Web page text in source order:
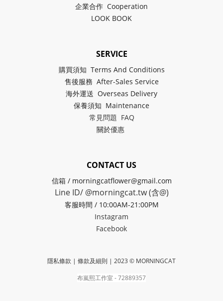
企業合作 Cooperation
LOOK BOOK
SERVICE
購買須知 Terms And Conditions
售後服務 After-Sales Service
海外運送 Overseas Delivery
保養須知 Maintenance
常見問題 FAQ
關於優惠
CONTACT US
信箱 / morningcatflower@gmail.com
Line ID/ @morningcat.tw (含@)
客服時間 / 10:00AM-21:00PM
Instagram
Facebook
隱私條款 | 條款及細則 | 2023 © MORNINGCAT
布嵐熙工作室 - 72889357